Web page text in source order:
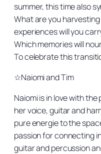
summer, this time also
What are you
experiences will you
Which memories will
To celebrate this
☆Naiomi and Tim
Naiomi is in love with
her voice, guitar and
pure energie to the
passion for connecting
guitar and percussion